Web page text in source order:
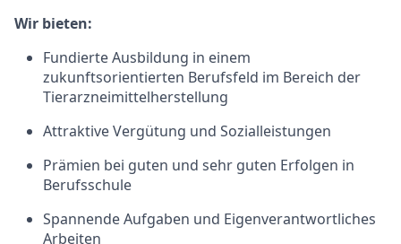
Wir bieten:
Fundierte Ausbildung in einem
zukunftsorientierten Berufsfeld im Bereich der
Tierarzneimittelherstellung
Attraktive Vergütung und Sozialleistungen
Prämien bei guten und sehr guten Erfolgen in
Berufsschule
Spannende Aufgaben und Eigenverantwortliches
Arbeiten